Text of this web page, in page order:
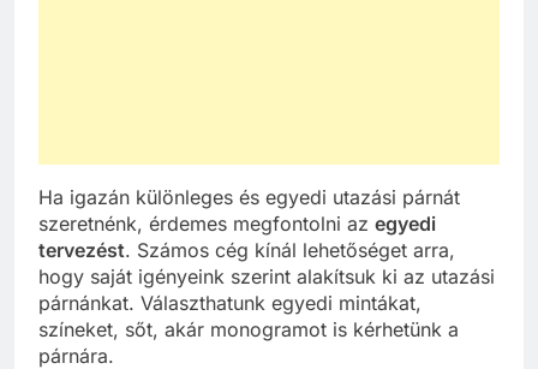
Ha igazán különleges és egyedi utazási párnát
szeretnénk, érdemes megfontolni az egyedi
tervezést. Számos cég kínál lehetőséget arra,
hogy saját igényeink szerint alakítsuk ki az utazási
párnánkat. Választhatunk egyedi mintákat,
színeket, sőt, akár monogramot is kérhetünk a
párnára.